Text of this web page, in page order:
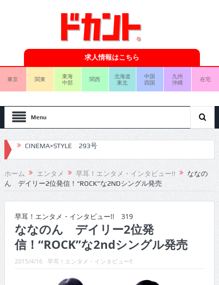
求人情報はこちら
東京 関東
東海
中部
関西
北海道
東北
中国
四国
九州
沖縄
在宅
Menu
CINEMA×STYLE 292号
CINEMA×STYLE 291号
CINEMA×STYLE 290号
CINEMA×STYLE 288号
CINEMA×STYLE 287号
CINEMA×STYLE 286号
CINEMA×STYLE 285号
ホーム エンタメ 早耳！エンタメ・インタビュー!!
ななの
ん デイリー2位発信！“ROCK”な2NDシングル発売
早耳！エンタメ・インタビュー!! 319
ななのん デイリー2位発
信！“ROCK”な2ndシングル発売
2015/4/16 早耳！エンタメ・インタビュー!!